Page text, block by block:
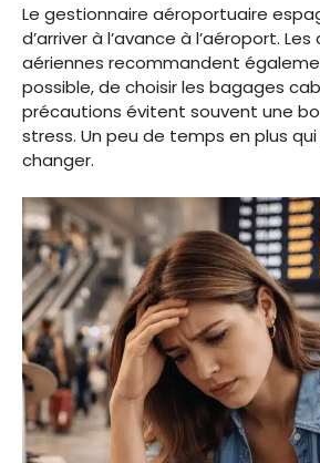
Le gestionnaire aéroportuaire
d’arriver à l’avance à l’aéroport.
aériennes recommandent
possible, de choisir les bagages
précautions évitent souvent une
stress. Un peu de temps en plus
changer.